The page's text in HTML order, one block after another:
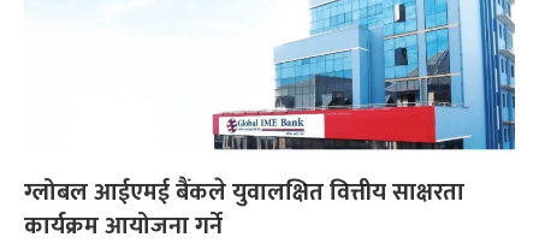
ग्लोबल आईएमई बैंकले युवालक्षित वित्तीय साक्षरता
कार्यक्रम आयोजना गर्ने